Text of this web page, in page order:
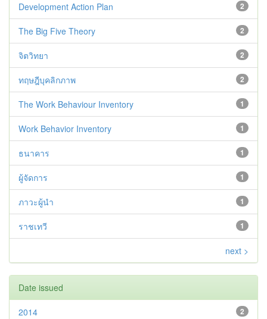
2
Development Action Plan
2
The Big Five Theory
2
จิตวิทยา
2
ทฤษฎีบุคลิกภาพ
1
The Work Behaviour Inventory
1
Work Behavior Inventory
1
ธนาคาร
1
ผู้จัดการ
1
ภาวะผู้นำ
1
ราชเทวี
next >
Date issued
2
2014